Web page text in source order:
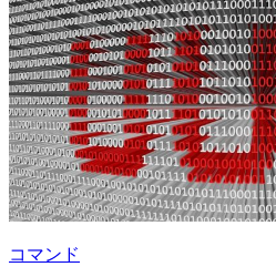
コマンド